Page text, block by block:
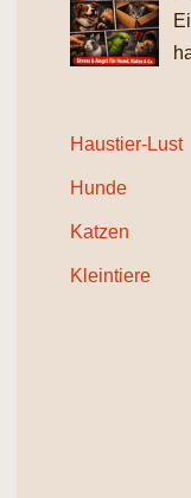
Haustier-Lust
Hunde
Katzen
Kleintiere